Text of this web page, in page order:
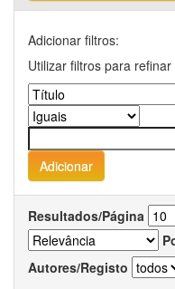
Adicionar filtros:
Utilizar filtros para
Resultados/Página
Autores/Registo